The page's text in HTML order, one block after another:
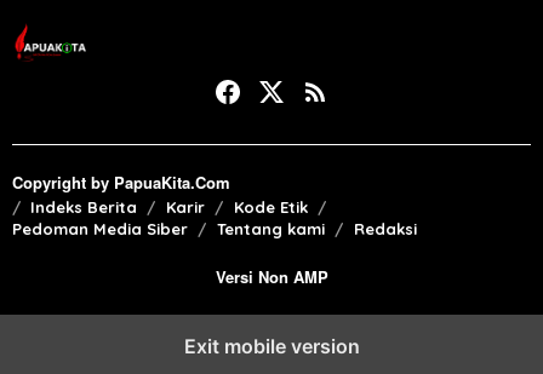
Copyright by PapuaKita.Com
Indeks Berita Karir
Kode Etik
Pedoman Media Siber
Tentang kami Redaksi
Versi Non AMP
Exit mobile version